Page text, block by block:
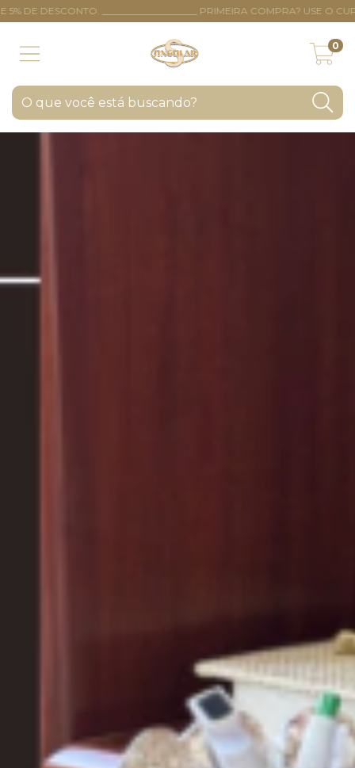
____________________ PRIMEIRA COMPRA? USE O CUPOM
0